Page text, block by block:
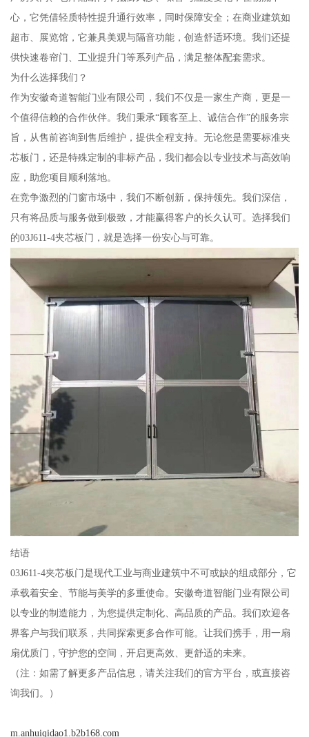
心，它凭借轻质特性提升通行效率，同时保障安全；在商业建筑如
超市、展览馆，它兼具美观与隔音功能，创造舒适环境。我们还提
供快速卷帘门、工业提升门等系列产品，满足整体配套需求。
为什么选择我们？
作为安徽奇道智能门业有限公司，我们不仅是一家生产商，更是一
个值得信赖的合作伙伴。我们秉承“顾客至上、诚信合作”的服务宗
旨，从售前咨询到售后维护，提供全程支持。无论您是需要标准夹
芯板门，还是特殊定制的非标产品，我们都会以专业技术与高效响
应，助您项目顺利落地。
在竞争激烈的门窗市场中，我们不断创新，保持领先。我们深信，
只有将品质与服务做到极致，才能赢得客户的长久认可。选择我们
的03J611-4夹芯板门，就是选择一份安心与可靠。
结语
03J611-4夹芯板门是现代工业与商业建筑中不可或缺的组成部分，它
承载着安全、节能与美学的多重使命。安徽奇道智能门业有限公司
以专业的制造能力，为您提供定制化、高品质的产品。我们欢迎各
界客户与我们联系，共同探索更多合作可能。让我们携手，用一扇
扇优质门，守护您的空间，开启更高效、更舒适的未来。
（注：如需了解更多产品信息，请关注我们的官方平台，或直接咨
询我们。）
m.anhuiqidao1.b2b168.com